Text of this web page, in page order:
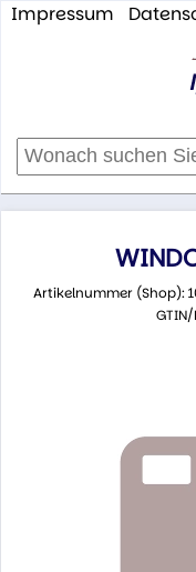
Impressum
Artikelnummer (Shop):